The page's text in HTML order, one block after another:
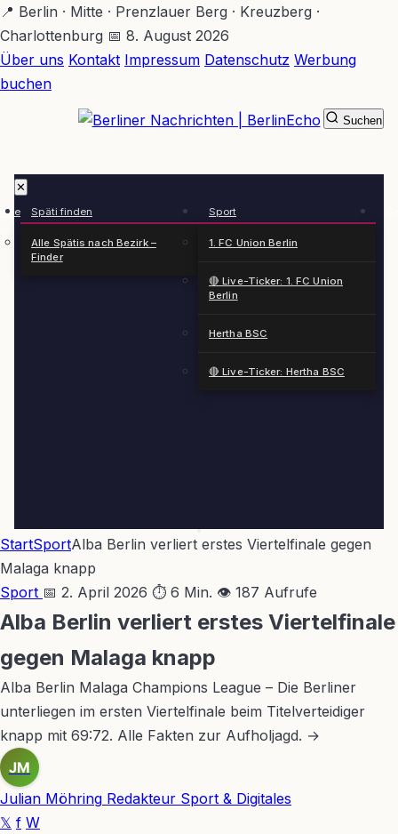
Zum
Hauptinhalt
springen
📍 Berlin · Mitte · Prenzlauer Berg · Kreuzberg ·
Charlottenburg 📅 8. August 2026
Über uns Kontakt Impressum Datenschutz Werbung
buchen
✕
Späti finden
Alle Spätis nach Bezirk –
Finder
Sport
1. FC Union Berlin
🔴 Live-Ticker: 1. FC Union
Berlin
Hertha BSC
🔴 Live-Ticker: Hertha BSC
Suchen
StartSportAlba Berlin verliert erstes Viertelfinale gegen
Malaga knapp
Sport 📅 2. April 2026 ⏱ 6 Min. 👁 187 Aufrufe
Alba Berlin verliert erstes Viertelfinale
gegen Malaga knapp
Alba Berlin Malaga Champions League – Die Berliner
unterliegen im ersten Viertelfinale beim Titelverteidiger
knapp mit 69:72. Alle Fakten zur Aufholjagd. →
JM
Julian Möhring Redakteur Sport & Digitales
𝕏 f W